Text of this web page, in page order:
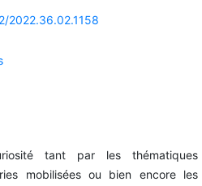
2022.36.02.1158
tant par les thématiques
mobilisées ou bien encore les